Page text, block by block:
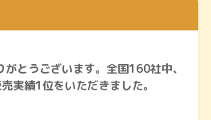
がとうございます。全国160社中、
実績1位をいただきました。